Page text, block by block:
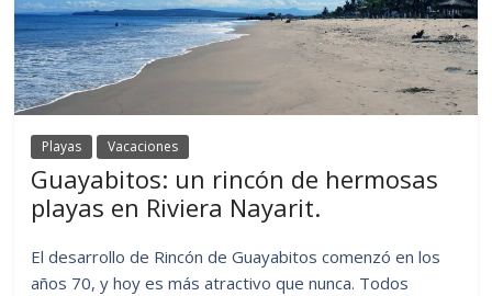
Playas Vacaciones
Guayabitos: un rincón de hermosas
playas en Riviera Nayarit.
El desarrollo de Rincón de Guayabitos comenzó en los
años 70, y hoy es más atractivo que nunca. Todos